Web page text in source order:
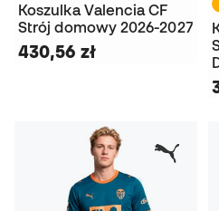
Koszulka Valencia CF
Strój domowy 2026-2027
430,56 zł